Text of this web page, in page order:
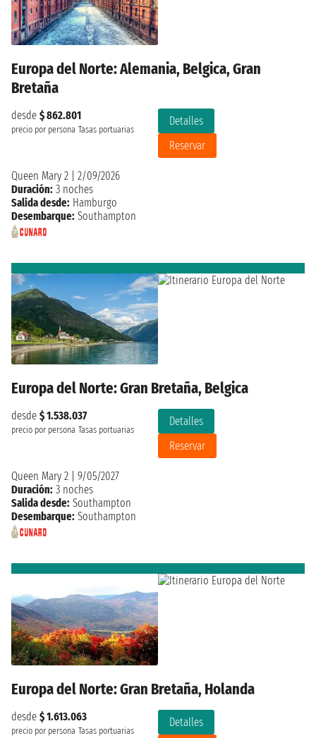
Europa del Norte: Alemania, Belgica, Gran
Bretaña
desde $ 862.801
precio por persona Tasas portuarias
Detalles
Reservar
Queen Mary 2
2/09/2026
Duración: 3 noches
Salida desde: Hamburgo
Desembarque: Southampton
Europa del Norte: Gran Bretaña, Belgica
desde $ 1.538.037
precio por persona Tasas portuarias
Detalles
Reservar
Queen Mary 2
9/05/2027
Duración: 3 noches
Salida desde: Southampton
Desembarque: Southampton
Europa del Norte: Gran Bretaña, Holanda
desde $ 1.613.063
precio por persona Tasas portuarias
Detalles